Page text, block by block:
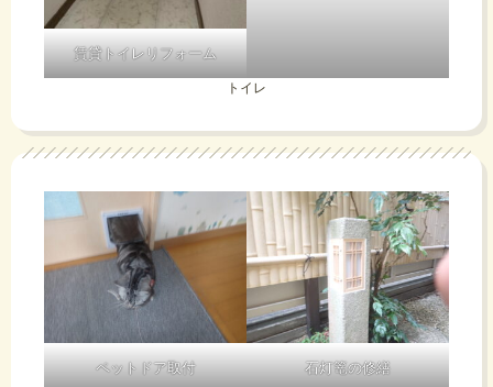
賃貸トイレリフォーム
トイレ
ペットドア取付 石灯篭の修繕